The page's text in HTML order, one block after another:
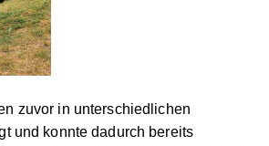
zuvor in unterschiedlichen
und konnte dadurch bereits